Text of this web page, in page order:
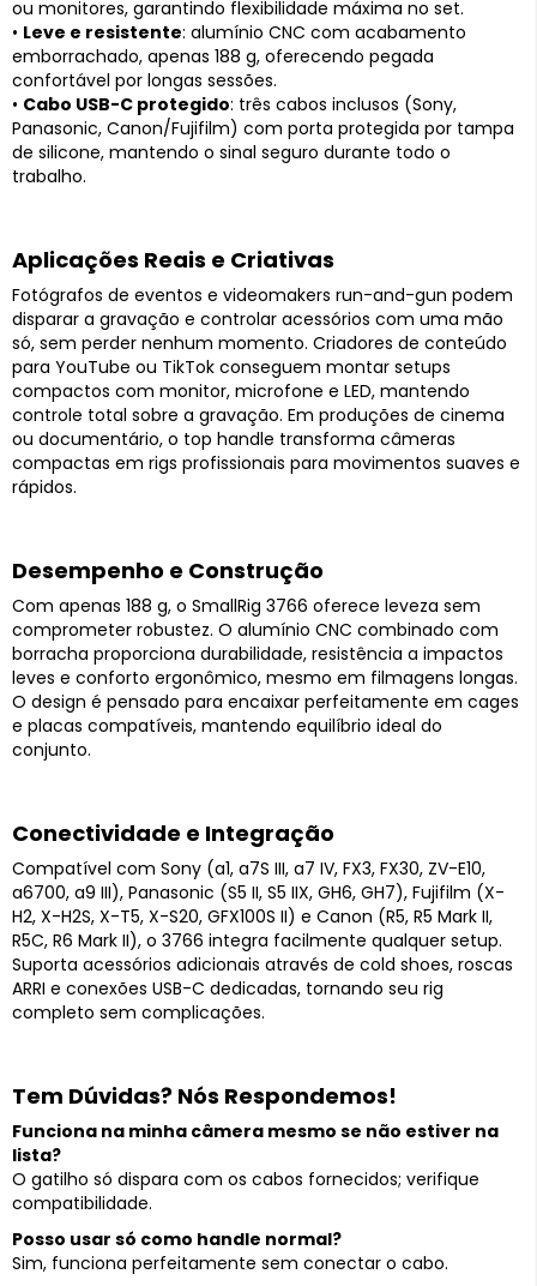
ou monitores, garantindo flexibilidade máxima no set.
• Leve e resistente: alumínio CNC com acabamento
emborrachado, apenas 188 g, oferecendo pegada
confortável por longas sessões.
• Cabo USB-C protegido: três cabos inclusos (Sony,
Panasonic, Canon/Fujifilm) com porta protegida por tampa
de silicone, mantendo o sinal seguro durante todo o
trabalho.
Aplicações Reais e Criativas
Fotógrafos de eventos e videomakers run-and-gun podem
disparar a gravação e controlar acessórios com uma mão
só, sem perder nenhum momento. Criadores de conteúdo
para YouTube ou TikTok conseguem montar setups
compactos com monitor, microfone e LED, mantendo
controle total sobre a gravação. Em produções de cinema
ou documentário, o top handle transforma câmeras
compactas em rigs profissionais para movimentos suaves e
rápidos.
Desempenho e Construção
Com apenas 188 g, o SmallRig 3766 oferece leveza sem
comprometer robustez. O alumínio CNC combinado com
borracha proporciona durabilidade, resistência a impactos
leves e conforto ergonômico, mesmo em filmagens longas.
O design é pensado para encaixar perfeitamente em cages
e placas compatíveis, mantendo equilíbrio ideal do
conjunto.
Conectividade e Integração
Compatível com Sony (a1, a7S III, a7 IV, FX3, FX30, ZV-E10,
a6700, a9 III), Panasonic (S5 II, S5 IIX, GH6, GH7), Fujifilm (X-
H2, X-H2S, X-T5, X-S20, GFX100S II) e Canon (R5, R5 Mark II,
R5C, R6 Mark II), o 3766 integra facilmente qualquer setup.
Suporta acessórios adicionais através de cold shoes, roscas
ARRI e conexões USB-C dedicadas, tornando seu rig
completo sem complicações.
Tem Dúvidas? Nós Respondemos!
Funciona na minha câmera mesmo se não estiver na
lista?
O gatilho só dispara com os cabos fornecidos; verifique
compatibilidade.
Posso usar só como handle normal?
Sim, funciona perfeitamente sem conectar o cabo.